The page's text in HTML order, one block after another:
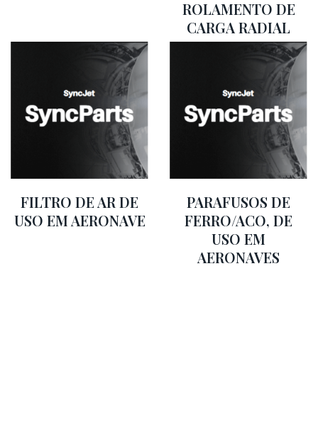
ROLAMENTO DE
CARGA RADIAL
FILTRO DE AR DE
USO EM AERONAVE
PARAFUSOS DE
FERRO/ACO, DE
USO EM
AERONAVES